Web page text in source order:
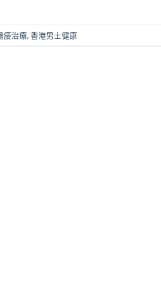
痿治療,香港男士健康